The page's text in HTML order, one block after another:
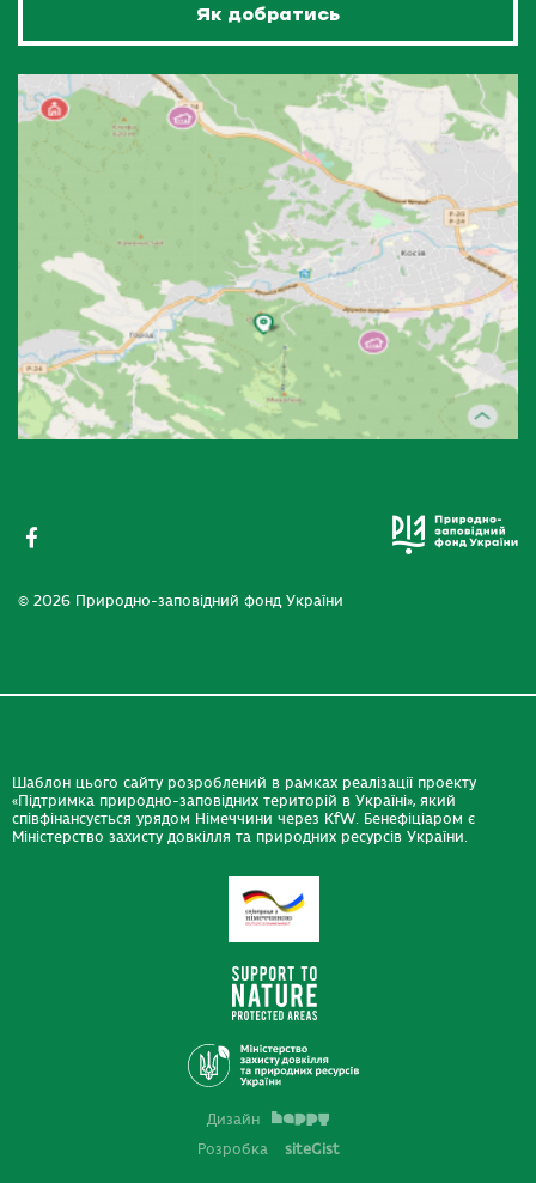
Як добратись
© 2026 Природно-заповідний фонд України
Шаблон цього сайту розроблений в рамках реалізації проекту
«Підтримка природно-заповідних територій в Україні», який
співфінансується урядом Німеччини через KfW. Бенефіціаром є
Міністерство захисту довкілля та природних ресурсів України.
Дизайн
Розробка
siteGist